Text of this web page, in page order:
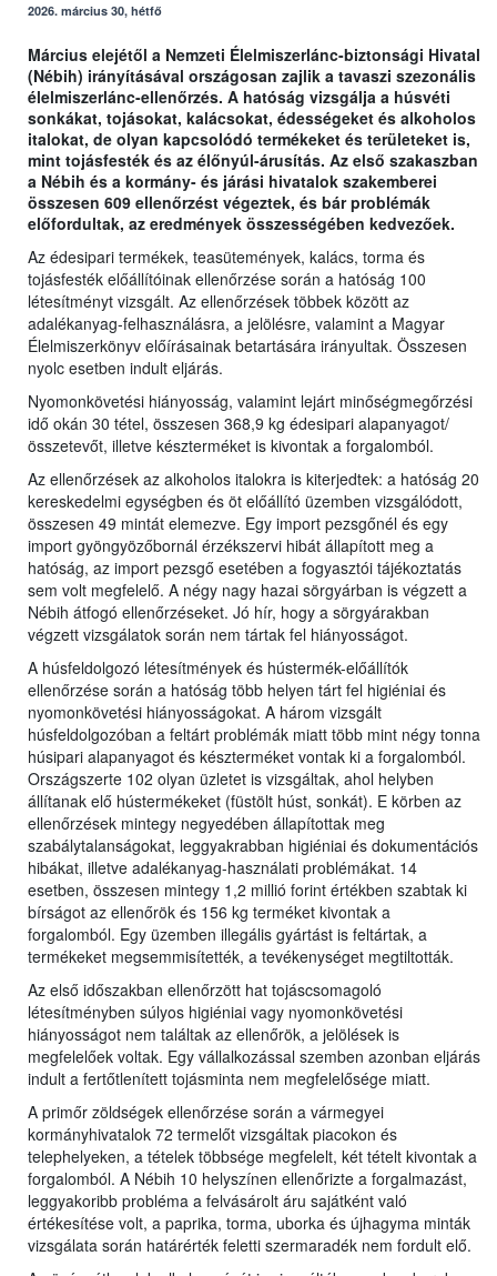
2026. március 30, hétfő
Március elejétől a Nemzeti Élelmiszerlánc-biztonsági Hivatal
(Nébih) irányításával országosan zajlik a tavaszi szezonális
élelmiszerlánc-ellenőrzés. A hatóság vizsgálja a húsvéti
sonkákat, tojásokat, kalácsokat, édességeket és alkoholos
italokat, de olyan kapcsolódó termékeket és területeket is,
mint tojásfesték és az élőnyúl-árusítás. Az első szakaszban
a Nébih és a kormány- és járási hivatalok szakemberei
összesen 609 ellenőrzést végeztek, és bár problémák
előfordultak, az eredmények összességében kedvezőek.
Az édesipari termékek, teasütemények, kalács, torma és
tojásfesték előállítóinak ellenőrzése során a hatóság 100
létesítményt vizsgált. Az ellenőrzések többek között az
adalékanyag-felhasználásra, a jelölésre, valamint a Magyar
Élelmiszerkönyv előírásainak betartására irányultak. Összesen
nyolc esetben indult eljárás.
Nyomonkövetési hiányosság, valamint lejárt minőségmegőrzési
idő okán 30 tétel, összesen 368,9 kg édesipari alapanyagot/
összetevőt, illetve készterméket is kivontak a forgalomból.
Az ellenőrzések az alkoholos italokra is kiterjedtek: a hatóság 20
kereskedelmi egységben és öt előállító üzemben vizsgálódott,
összesen 49 mintát elemezve. Egy import pezsgőnél és egy
import gyöngyözőbornál érzékszervi hibát állapított meg a
hatóság, az import pezsgő esetében a fogyasztói tájékoztatás
sem volt megfelelő. A négy nagy hazai sörgyárban is végzett a
Nébih átfogó ellenőrzéseket. Jó hír, hogy a sörgyárakban
végzett vizsgálatok során nem tártak fel hiányosságot.
A húsfeldolgozó létesítmények és hústermék-előállítók
ellenőrzése során a hatóság több helyen tárt fel higiéniai és
nyomonkövetési hiányosságokat. A három vizsgált
húsfeldolgozóban a feltárt problémák miatt több mint négy tonna
húsipari alapanyagot és készterméket vontak ki a forgalomból.
Országszerte 102 olyan üzletet is vizsgáltak, ahol helyben
állítanak elő hústermékeket (füstölt húst, sonkát). E körben az
ellenőrzések mintegy negyedében állapítottak meg
szabálytalanságokat, leggyakrabban higiéniai és dokumentációs
hibákat, illetve adalékanyag-használati problémákat. 14
esetben, összesen mintegy 1,2 millió forint értékben szabtak ki
bírságot az ellenőrök és 156 kg terméket kivontak a
forgalomból. Egy üzemben illegális gyártást is feltártak, a
termékeket megsemmisítették, a tevékenységet megtiltották.
Az első időszakban ellenőrzött hat tojáscsomagoló
létesítményben súlyos higiéniai vagy nyomonkövetési
hiányosságot nem találtak az ellenőrök, a jelölések is
megfelelőek voltak. Egy vállalkozással szemben azonban eljárás
indult a fertőtlenített tojásminta nem megfelelősége miatt.
A primőr zöldségek ellenőrzése során a vármegyei
kormányhivatalok 72 termelőt vizsgáltak piacokon és
telephelyeken, a tételek többsége megfelelt, két tételt kivontak a
forgalomból. A Nébih 10 helyszínen ellenőrizte a forgalmazást,
leggyakoribb probléma a felvásárolt áru sajátként való
értékesítése volt, a paprika, torma, uborka és újhagyma minták
vizsgálata során határérték feletti szermaradék nem fordult elő.